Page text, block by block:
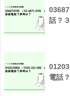
話？
電話